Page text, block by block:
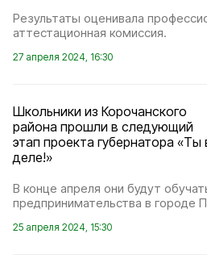
Результаты оценивала
аттестационная комиссия.
27 апреля 2024, 16:30
Школьники из Корочанского
района прошли в следующий
этап проекта губернатора «Ты
деле!»
В конце апреля они будут
предпринимательства в городе
25 апреля 2024, 15:30